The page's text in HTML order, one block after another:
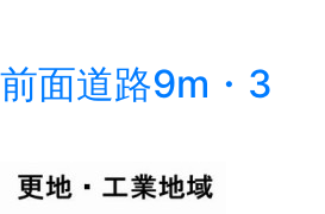
面道路9m・3